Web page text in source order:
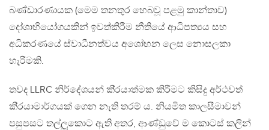
බණ්ඩාරණායක (මෙම තනතුර හෙබවූ පළමු කාන්තාව)
දෝශාභියෝගයකින් ඉවත්කිරීම නීතියේ ආධිපත්‍යය සහ
අධිකරණයේ ස්වාධීනත්වය අශෝභන ලෙස නොසලකා
හැරීමකි.
තවද LLRC නිර්දේශයන් කි‍්‍රයාත්මක කිරීමට කිසිදු අර්ථවත්
කි‍්‍රයාමාර්ගයක් ගෙන නැති තරම් ය. නියමිත කාලසීමාවන්
පසුපසට තල්ලූකොට ඇති අතර, ආණ්ඩුවේ ම කොටස් කලින්